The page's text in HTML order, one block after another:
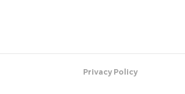
Privacy Policy